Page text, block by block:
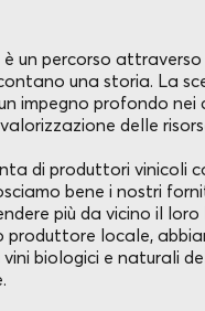
un percorso
una storia. La
impegno profondo
delle
di produttori vinicoli
bene i nostri
più da vicino il
produttore locale,
biologici e naturali